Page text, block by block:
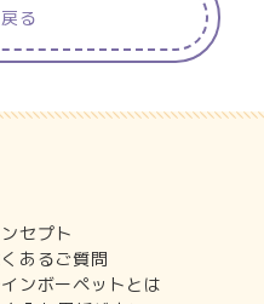
る
セプト
あるご質問
インボーペットとは